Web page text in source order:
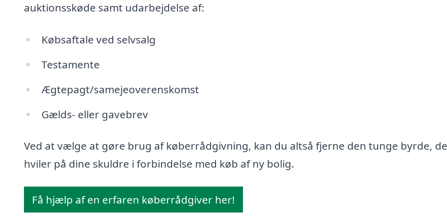
auktionsskøde samt udarbejdelse af:
Købsaftale ved selvsalg
Testamente
Ægtepagt/samejeoverenskomst
Gælds- eller gavebrev
Ved at vælge at gøre brug af køberrådgivning, kan du altså fjerne den tunge byrde,
hviler på dine skuldre i forbindelse med køb af ny bolig.
Få hjælp af en erfaren køberrådgiver her!